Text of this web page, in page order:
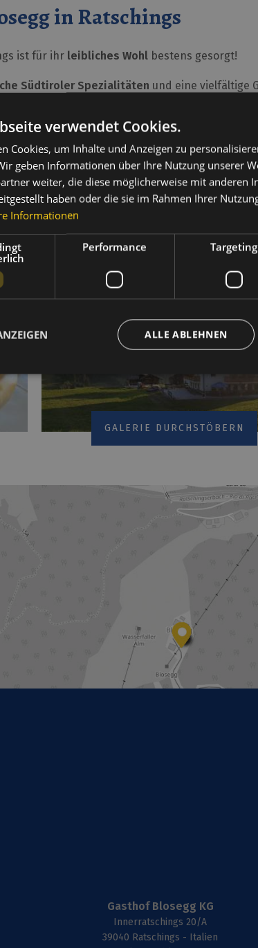
in Ratschings
ist für ihr leibliches Wohl bestens gesorgt!
Südtiroler Spezialitäten und eine vielfältige
Frühstücksbuffet. Mittags stehen ihnen
Menüs gesundem Gemüse vom
Panoramablick inmitten derWipptaler
GALERIE DURCHSTÖBERN
Gasthof Blosegg KG
Innerratschings 20/A
39040 Ratschings - Italien
verwendet Cookies.
Cookies, um Inhalte und Anzeigen zu
geben Informationen über Ihre Nutzung unserer
weiter, die diese möglicherweise mit anderen
haben oder die sie im Rahmen Ihrer
Informationen
Performance Targeting
ALLE ABLEHNEN